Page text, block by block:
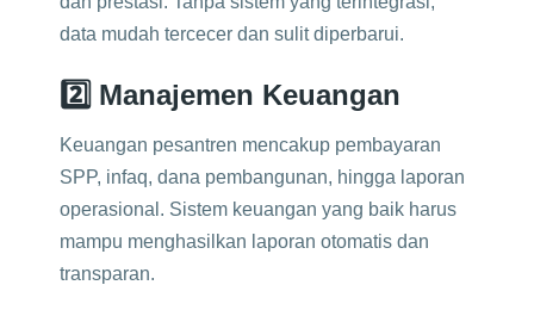
data mudah tercecer dan sulit diperbarui.
2️⃣ Manajemen Keuangan
Keuangan pesantren mencakup pembayaran
SPP, infaq, dana pembangunan, hingga laporan
operasional. Sistem keuangan yang baik harus
mampu menghasilkan laporan otomatis dan
transparan.